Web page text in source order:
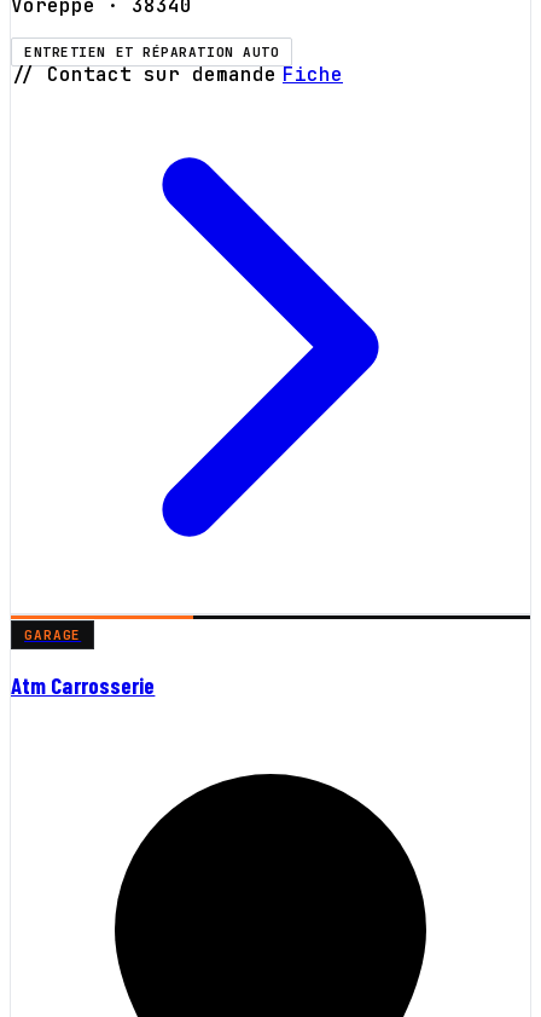
Voreppe · 38340
ENTRETIEN ET RÉPARATION AUTO
// Contact sur demande Fiche
GARAGE
Atm Carrosserie